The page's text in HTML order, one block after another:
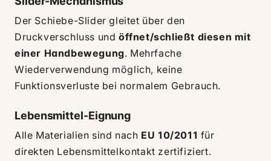
Der Schiebe-Slider gleitet über den
Druckverschluss undöffnet/schließt diesen mit
einer Handbewegung. Mehrfache
Wiederverwendung möglich, keine
Funktionsverluste bei normalem Gebrauch.
Lebensmittel-Eignung
Alle Materialien sind nach EU 10/2011 für
direkten Lebensmittelkontakt zertifiziert.